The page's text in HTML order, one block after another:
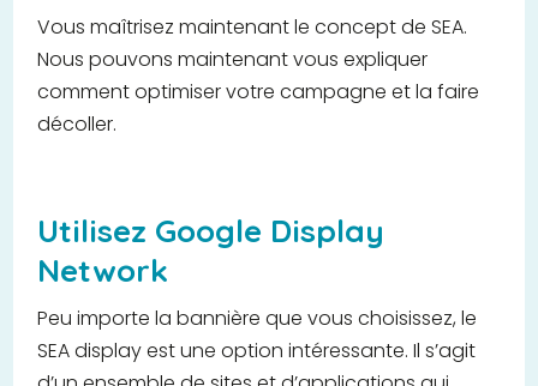
Vous maîtrisez maintenant le concept de SEA.
Nous pouvons maintenant vous expliquer
comment optimiser votre campagne et la faire
décoller.
Utilisez Google Display
Network
Peu importe la bannière que vous choisissez, le
SEA display est une option intéressante. Il s’agit